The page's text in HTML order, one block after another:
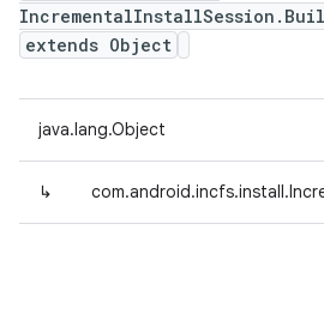
extends Object
java.lang.Object
↳